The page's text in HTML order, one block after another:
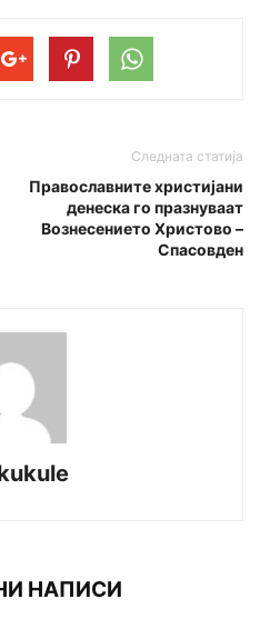
Следната статија
Православните христијани
денеска го празнуваат
Вознесението Христово –
Спасовден
НАПИСИ